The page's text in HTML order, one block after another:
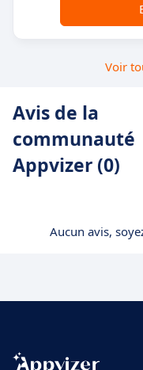
Voir
Avis de la
communauté
Appvizer (0)
Aucun avis,